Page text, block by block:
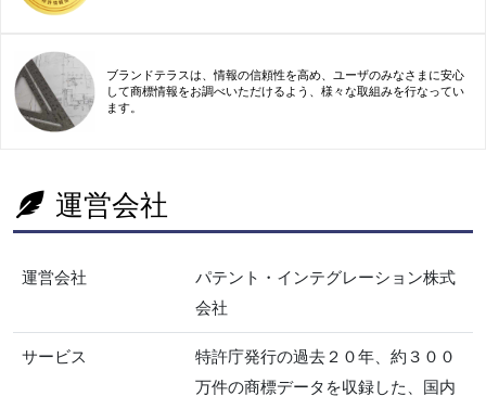
ブランドテラスは、情報の信頼性を高め、ユーザのみなさまに安心
して商標情報をお調べいただけるよう、様々な取組みを行なってい
ます。
運営会社
運営会社
パテント・インテグレーション株式
会社
サービス
特許庁発行の過去２０年、約３００
万件の商標データを収録した、国内